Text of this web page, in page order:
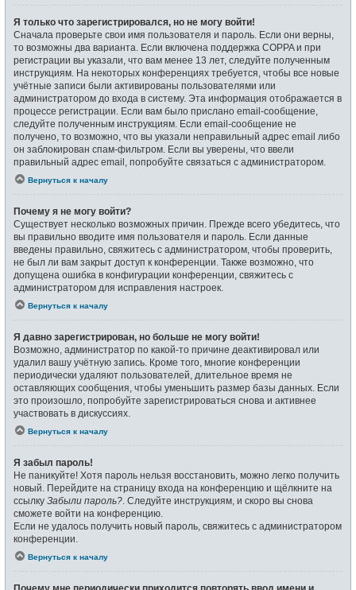
Я только что зарегистрировался, но не могу войти!
Сначала проверьте свои имя пользователя и пароль. Если они верны,
то возможны два варианта. Если включена поддержка COPPA и при
регистрации вы указали, что вам менее 13 лет, следуйте полученным
инструкциям. На некоторых конференциях требуется, чтобы все новые
учётные записи были активированы пользователями или
администратором до входа в систему. Эта информация отображается в
процессе регистрации. Если вам было прислано email-сообщение,
следуйте полученным инструкциям. Если email-сообщение не
получено, то возможно, что вы указали неправильный адрес email либо
он заблокирован спам-фильтром. Если вы уверены, что ввели
правильный адрес email, попробуйте связаться с администратором.
Вернуться к началу
Почему я не могу войти?
Существует несколько возможных причин. Прежде всего убедитесь, что
вы правильно вводите имя пользователя и пароль. Если данные
введены правильно, свяжитесь с администратором, чтобы проверить,
не был ли вам закрыт доступ к конференции. Также возможно, что
допущена ошибка в конфигурации конференции, свяжитесь с
администратором для исправления настроек.
Вернуться к началу
Я давно зарегистрирован, но больше не могу войти!
Возможно, администратор по какой-то причине деактивировал или
удалил вашу учётную запись. Кроме того, многие конференции
периодически удаляют пользователей, длительное время не
оставляющих сообщения, чтобы уменьшить размер базы данных. Если
это произошло, попробуйте зарегистрироваться снова и активнее
участвовать в дискуссиях.
Вернуться к началу
Я забыл пароль!
Не паникуйте! Хотя пароль нельзя восстановить, можно легко получить
новый. Перейдите на страницу входа на конференцию и щёлкните на
ссылку Забыли пароль? . Следуйте инструкциям, и скоро вы снова
сможете войти на конференцию.
Если не удалось получить новый пароль, свяжитесь с администратором
конференции.
Вернуться к началу